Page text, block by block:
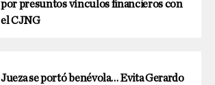
por presuntos vínculos financieros con
el CJNG
Jueza se portó benévola… Evita Gerardo